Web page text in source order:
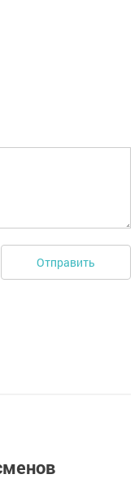
Отправить